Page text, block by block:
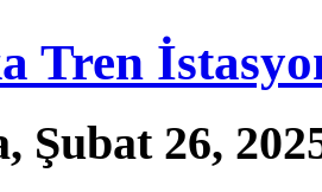
Tren
Şubat 26,